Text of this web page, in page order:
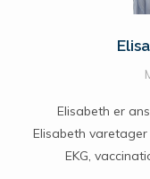
Elisabeth er
Elisabeth
EKG,